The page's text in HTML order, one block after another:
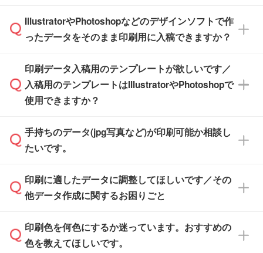
品が決まりましたらお早めのご発注をお願いい
たします。
※土日祝日を除く営業日換算です。
※沖縄・離島は追加日数がかかります。
※化粧箱から白箱への入れ替えや、オリジナル
箱の作成は原則承っておりません。
無料の「デザインシミュレーター」を使えば、
PCやスマホから簡単にデザインを作成できま
ザインソフトがなくても安心です。
また、「データ作成サービス
せいただければ、弊社にて無料でデザインデー
タを1点作成いたします。
IllustratorやPhotoshopなどのデザインソフトで作
ったデータをそのまま印刷用に入稿できますか？
IllustratorやPhotoshop、CLIP STUDIOなどのデ
ザインソフトでこだわりのデザインを作成した
い方は、完全データ入稿
積・ご注文フォームにアップロードしてご入稿
ください。
ご入稿後は経験豊富なスタッフがデータに不備
がないかチェックし、お客様と確認してから印
刷に進みますので、ご安心ください。
印刷データ入稿用のテンプレートが欲しいです／
入稿用のテンプレートはIllustratorやPhotoshopで
使用できますか？
一部商品は入稿用テンプレートのご用意があり
ます。各商品ページの『印刷方法・テンプレー
入稿用のテンプレートはPDF形式ですが、
IllustratorやPhotoshopで開いてご利用いただけ
方」をご確認ください。
手持ちのデータ(jpg写真など)が印刷可能か相談し
たいです。
印刷に適したデータ・解像度かどうか、担当ス
タッフが事前に確認いたします。
ムへ添付いただくか、担当スタッフ宛にメール
でお送りください。
印刷に適したデータに調整してほしいです／その
他データ作成に関するお困りごと
データ作成でお困りの際には、担当スタッフが
サポートいたしますのでお気軽にご相談くださ
印刷色を何色にするか迷っています。おすすめの
色を教えてほしいです。